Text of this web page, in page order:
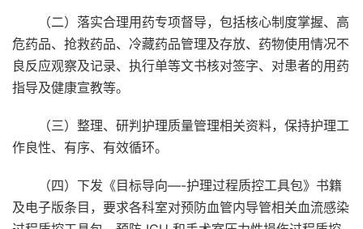
（二）落实合理用药专项督导，包括核心制度掌握、高
危药品、抢救药品、冷藏药品管理及存放、药物使用情况不
良反应观察及记录、执行单等文书核对签字、对患者的用药
指导及健康宣教等。
（三）整理、研判护理质量管理相关资料，保持护理工
作良性、有序、有效循环。
（四）下发《目标导向—-护理过程质控工具包》书籍
及电子版条目，要求各科室对预防血管内导管相关血流感染